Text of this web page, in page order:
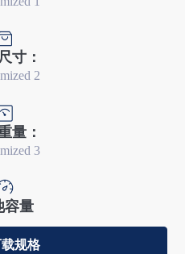
寸：
2
量：
3
容量
规格